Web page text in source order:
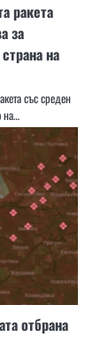
ракета
за
на
със среден
на…
отбрана